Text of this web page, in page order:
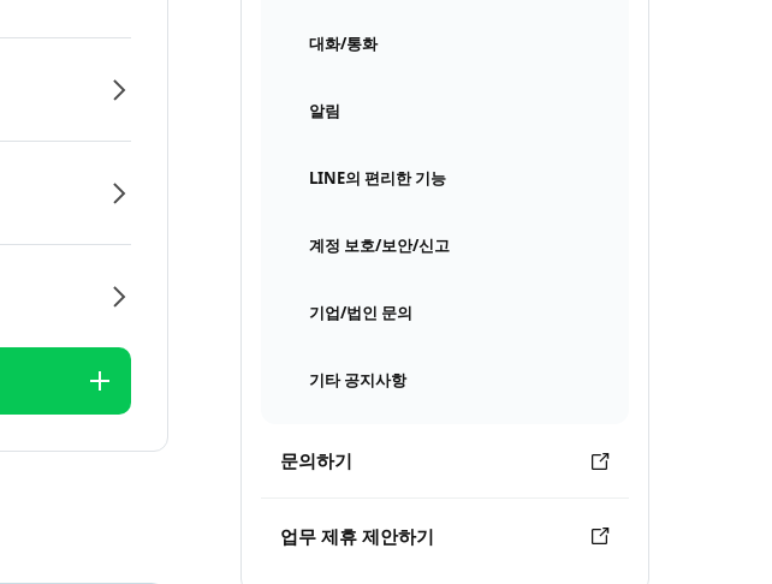
대화/통화
알림
LINE의 편리한 기능
계정 보호/보안/신고
기업/법인 문의
기타 공지사항
문의하기
업무 제휴 제안하기